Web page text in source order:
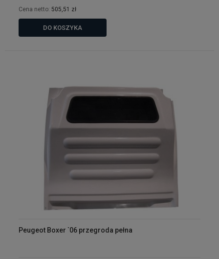
Cena netto: 505,51 zł
DO KOSZYKA
Peugeot Boxer `06 przegroda pełna